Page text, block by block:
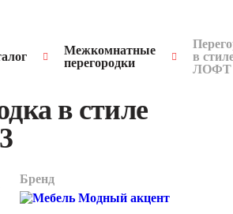
Межкомнатные
перегородки
в
ЛОФТ
в стиле
Бренд